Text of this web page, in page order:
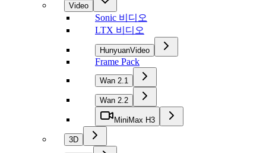
Video
Sonic 비디오
LTX 비디오
HunyuanVideo
Frame Pack
Wan 2.1
Wan 2.2
MiniMax H3
3D